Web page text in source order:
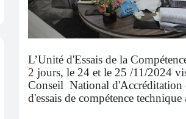
L’Unité d'Essais de la
2 jours, le 24 et le 25 /11/2024
Conseil National d'Accréditation
d'essais de compétence